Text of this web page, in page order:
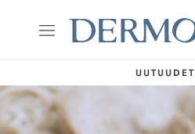
UUTUUDET